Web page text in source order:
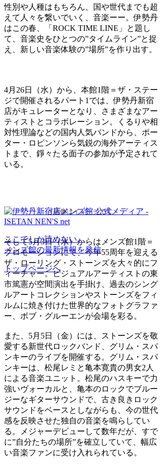
性別や人種はもちろん、国や世代までも超
えて人々を繋いでいく、音楽ーー。伊勢丹
はこの春、「ROCK TIME LINE」と題し
て、音楽史をひとつの”タイムライン”と捉
え、新しい音楽体験の”場所”を作り出す。
4月26日（水）から、本館1階＝ザ・ステー
ジで開催されるパート1では、伊勢丹新宿
店がキュレーターとなり、さまざまなアー
ティストとコラボレーション。くるりや相
対性理論などの国内人気バンドから、ポー
ター・ロビンソンら気鋭の海外アーティス
トまで、錚々たる面子の参加が予定されて
いる。
*画像はイメージです
そして5月3日（水）からはメンズ館1階＝
プロモーションにて、今年55周年を迎える
ザ・ローリング・ストーンズを大々的にフ
ィーチャー。ビジュアルアーティストの東
市篤憲が空間演出を手掛け、過去のシング
ルアートコレクションやストーンズをフィ
ルムに焼き付けた世界的なフォトグラファ
ー、ボブ・グルーエンが会場を彩る。
また、5月5日（金）には、ストーンズを敬
愛する新世代ロックバンド、グリム・スパ
ンキーのライブを開催する。グリム・スパ
ンキーは、松尾レミと亀本寛貴の男女2人
による音楽ユニット。松尾のハスキーで力
強いヴォーカルと、亀本のロックでブルー
ジーなギターサウンドで、古き良きロック
サウンドをベースとしながらも、今の世代
感を反映させた独自の音楽を鳴らしてい
る。メジャーデビューして数年だが、すで
に”自分たちの場所”を確立していて、幅広
い音楽ファンに受け入れられている。
ここでしか読めない、
メンズ館の最新情報を発信
トップページへ